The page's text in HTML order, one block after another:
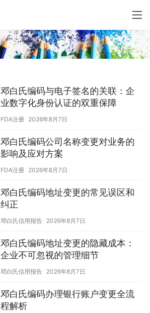
邓白氏编码与电子签名的关联：企
业数字化身份认证的双重保障
FDA注册 2026年8月7日
邓白氏编码公司名称变更对业务的
影响及应对方案
FDA注册 2026年8月7日
邓白氏编码地址变更的常见误区和
纠正
邓白氏信用报告 2026年8月7日
邓白氏编码地址变更的隐藏成本：
企业不可忽视的管理细节
邓白氏信用报告 2026年8月7日
邓白氏编码办理银行账户变更全流
程解析